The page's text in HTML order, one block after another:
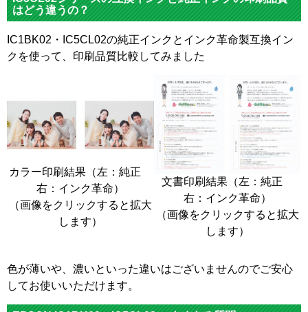
はどう違うの？
IC1BK02・IC5CL02の純正インクとインク革命製互換イン
クを使って、印刷品質比較してみました
カラー印刷結果（左：純正
右：インク革命）
（画像をクリックすると拡大
します）
文書印刷結果（左：純正
右：インク革命）
（画像をクリックすると拡大
します）
色が薄いや、濃いといった違いはございませんのでご安心
してお使いいただけます。